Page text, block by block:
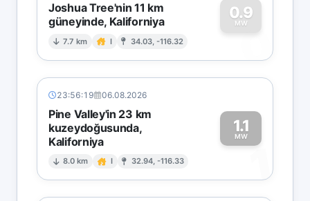
Joshua Tree'nin 11 km
güneyinde, Kaliforniya
7.7 km I 34.03, -116.32
0.9
MW
0
23:56:19 06.08.2026
Pine Valley'in 23 km
kuzeydoğusunda,
Kaliforniya
8.0 km I 32.94, -116.33
1.1
MW
1